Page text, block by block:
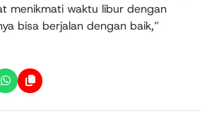
menikmati waktu libur dengan
bisa berjalan dengan baik,”